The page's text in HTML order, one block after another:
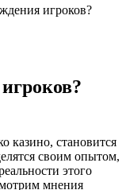
игроков?
казино, становится
своим опытом,
этого
мнения